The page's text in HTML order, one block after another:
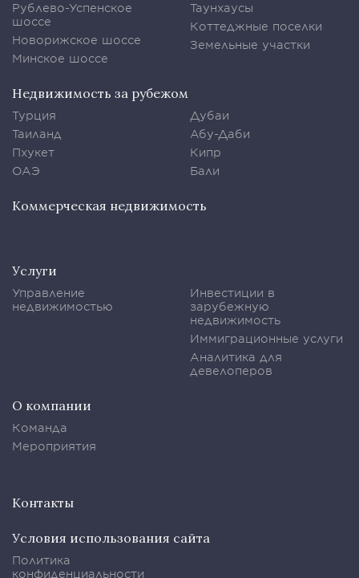
Рублево-Успенское
шоссе
Новорижское шоссе
Минское шоссе
Таунхаусы
Коттеджные поселки
Земельные участки
Недвижимость за рубежом
Турция
Таиланд
Пхукет
ОАЭ
Дубаи
Абу-Даби
Кипр
Бали
Коммерческая недвижимость
Услуги
Управление
недвижимостью
Инвестиции в
зарубежную
недвижимость
Иммиграционные услуги
Аналитика для
девелоперов
О компании
Команда
Мероприятия
Контакты
Условия использования сайта
Политика
конфиденциальности